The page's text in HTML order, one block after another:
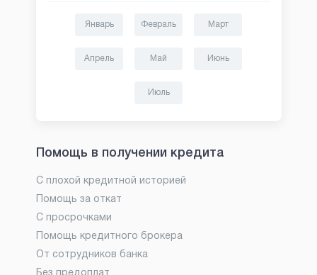
Январь Февраль Март
Апрель Май Июнь
Июль
Помощь в получении кредита
С плохой кредитной историей
Помощь за откат
С просрочками
Помощь кредитного брокера
От сотрудников банка